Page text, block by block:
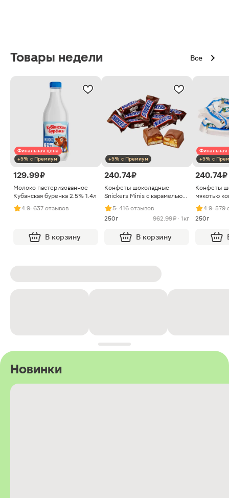
Товары недели Все
Финальная цена
+5% с Премиум
129.99 ₽
Молоко пастеризованное
Кубанская буренка 2.5% 1.4л
4.9· 637 отзывов
В корзину
+5% с Премиум
240.74 ₽
Конфеты шоколадные
Snickers Minis с карамелью
арахисом и нугой
5· 416 отзывов
250г
962.99 ₽ · 1кг
В корзину
Финальная
+5% с
240.74 ₽
Конфеты
мякотью
4.9· 579
250г
Новинки